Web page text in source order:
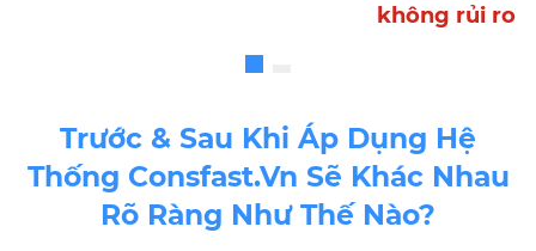
không rủi ro
Trước & Sau Khi Áp Dụng Hệ
Thống Consfast.vn Sẽ Khác Nhau
Rõ Ràng Như Thế Nào?